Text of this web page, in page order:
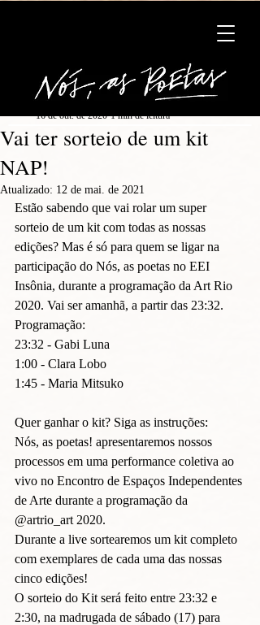
Vai ter sorteio de um kit
NAP!
Gabriela Luna
16 de out. de 2020 1 min de leitura
Atualizado: 12 de mai. de 2021
Estão sabendo que vai rolar um super
sorteio de um kit com todas as nossas
edições? Mas é só para quem se ligar na
participação do Nós, as poetas no EEI
Insônia, durante a programação da Art Rio
2020. Vai ser amanhã, a partir das 23:32.
Programação:
23:32 - Gabi Luna
1:00 - Clara Lobo
1:45 - Maria Mitsuko
Quer ganhar o kit? Siga as instruções:
Nós, as poetas! apresentaremos nossos
processos em uma performance coletiva ao
vivo no Encontro de Espaços Independentes
de Arte durante a programação da
@artrio_art 2020.
Durante a live sortearemos um kit completo
com exemplares de cada uma das nossas
cinco edições!
O sorteio do Kit será feito entre 23:32 e
2:30, na madrugada de sábado (17) para